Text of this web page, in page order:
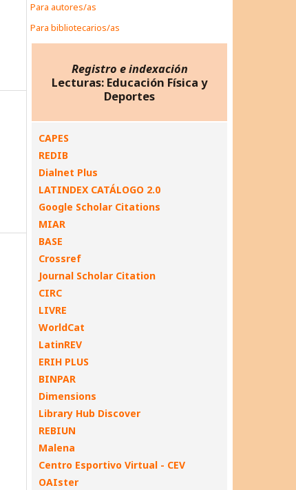
Para autores/as
Para bibliotecarios/as
Registro e indexación
Lecturas: Educación Física y
Deportes
CAPES
REDIB
Dialnet Plus
LATINDEX CATÁLOGO 2.0
Google Scholar Citations
MIAR
BASE
Crossref
Journal Scholar Citation
CIRC
LIVRE
WorldCat
LatinREV
ERIH PLUS
BINPAR
Dimensions
Library Hub Discover
REBIUN
Malena
Centro Esportivo Virtual - CEV
OAIster